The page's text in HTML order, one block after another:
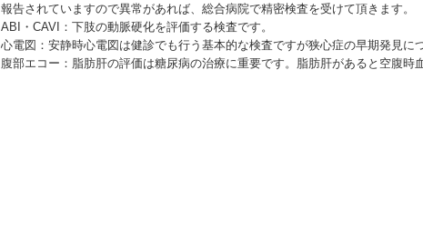
報告されていますので異常があれば、総合病院で精密検査を受けて頂きます。
ABI・CAVI：下肢の動脈硬化を評価する検査です。
心電図：安静時心電図は健診でも行う基本的な検査ですが狭心症の早期発見に
腹部エコー：脂肪肝の評価は糖尿病の治療に重要です。脂肪肝があると空腹時